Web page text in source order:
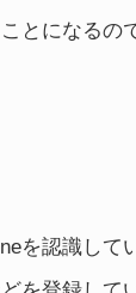
ことになるの
を認識して